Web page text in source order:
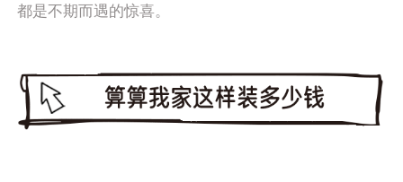
都是不期而遇的惊喜。